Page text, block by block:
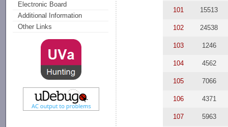
Electronic Board
Additional Information
Other Links
101 15513
102 24538
103 1246
104 4562
105 7066
106 4371
107 5963